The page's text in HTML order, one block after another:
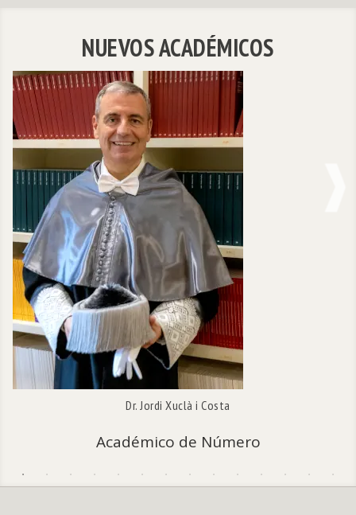
NUEVOS ACADÉMICOS
Dr. Jordi Xuclà i Costa
Académico de Número